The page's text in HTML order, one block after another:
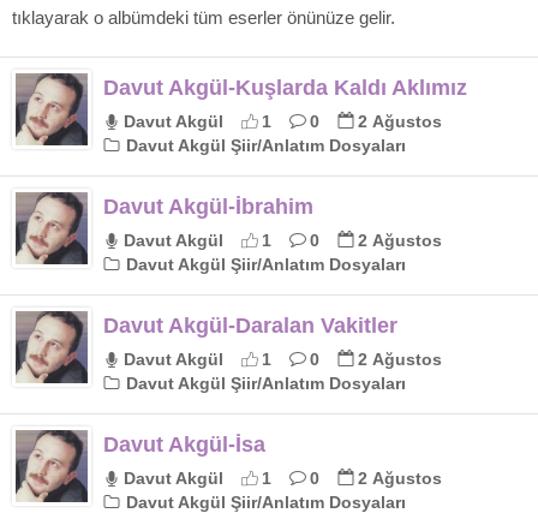
tıklayarak o albümdeki tüm eserler önünüze gelir.
Davut Akgül-Kuşlarda Kaldı Aklımız
Davut Akgül 1 0
2 Ağustos
Davut Akgül Şiir/Anlatım Dosyaları
Davut Akgül-İbrahim
Davut Akgül 1 0
2 Ağustos
Davut Akgül Şiir/Anlatım Dosyaları
Davut Akgül-Daralan Vakitler
Davut Akgül 1 0
2 Ağustos
Davut Akgül Şiir/Anlatım Dosyaları
Davut Akgül-İsa
Davut Akgül 1 0
2 Ağustos
Davut Akgül Şiir/Anlatım Dosyaları